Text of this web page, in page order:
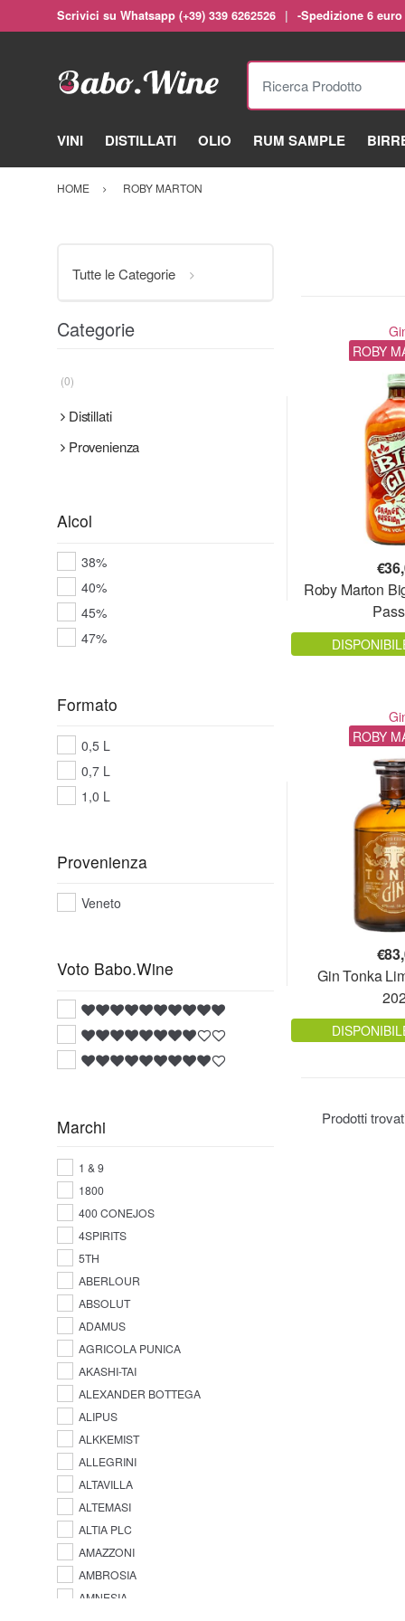
Scrivici su Whatsapp (+39) 339 6262526 -Spedizione 6
Ricerca Prodotto
VINI DISTILLATI OLIO RUM SAMPLE
HOME ROBY MARTON
ROBY
€
Roby Marton
ROBY
€
Gin Tonka
Prodotti
Tutte le Categorie
Categorie
(0)
Distillati
Provenienza
Alcol
38%
40%
45%
47%
Formato
0,5 L
0,7 L
1,0 L
Provenienza
Veneto
Voto Babo.Wine
Marchi
1 & 9
1800
400 CONEJOS
4SPIRITS
5TH
ABERLOUR
ABSOLUT
ADAMUS
AGRICOLA PUNICA
AKASHI-TAI
ALEXANDER BOTTEGA
ALIPUS
ALKKEMIST
ALLEGRINI
ALTAVILLA
ALTEMASI
ALTIA PLC
AMAZZONI
AMBROSIA
AMNESIA